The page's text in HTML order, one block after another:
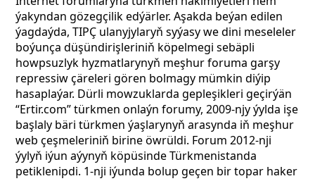
ýakyndan gözegçilik edýärler. Aşakda beýan edilen
ýagdaýda, TIPÇ ulanyjylaryň syýasy we dini meseleler
boýunça düşündirişleriniň köpelmegi sebäpli
howpsuzlyk hyzmatlarynyň meşhur foruma garşy
repressiw çäreleri gören bolmagy mümkin diýip
hasaplaýar. Dürli mowzuklarda gepleşikleri geçirýän
“Ertir.com” türkmen onlaýn forumy, 2009-njy ýylda işe
başlaly bäri türkmen ýaşlarynyň arasynda iň meşhur
web çeşmeleriniň birine öwrüldi. Forum 2012-nji
ýylyň iýun aýynyň köpüsinde Türkmenistanda
petiklenipdi. 1-nji iýunda bolup geçen bir topar haker